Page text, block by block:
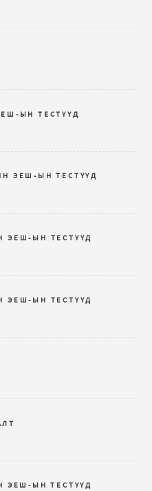
ЫН ТЕСТҮҮД
ЭЕШ-ЫН ТЕСТҮҮД
ЭЕШ-ЫН ТЕСТҮҮД
ЭЕШ-ЫН ТЕСТҮҮД
ЭЕШ-ЫН ТЕСТҮҮД